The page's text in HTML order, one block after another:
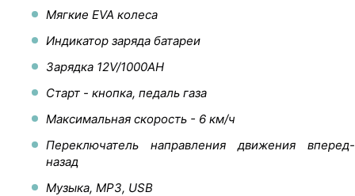
Мягкие EVA колеса
Индикатор заряда батареи
Зарядка 12V/1000AH
Старт - кнопка, педаль газа
Максимальная скорость - 6 км/ч
Переключатель направления движения вперед-
назад
Музыка, MP3, USB